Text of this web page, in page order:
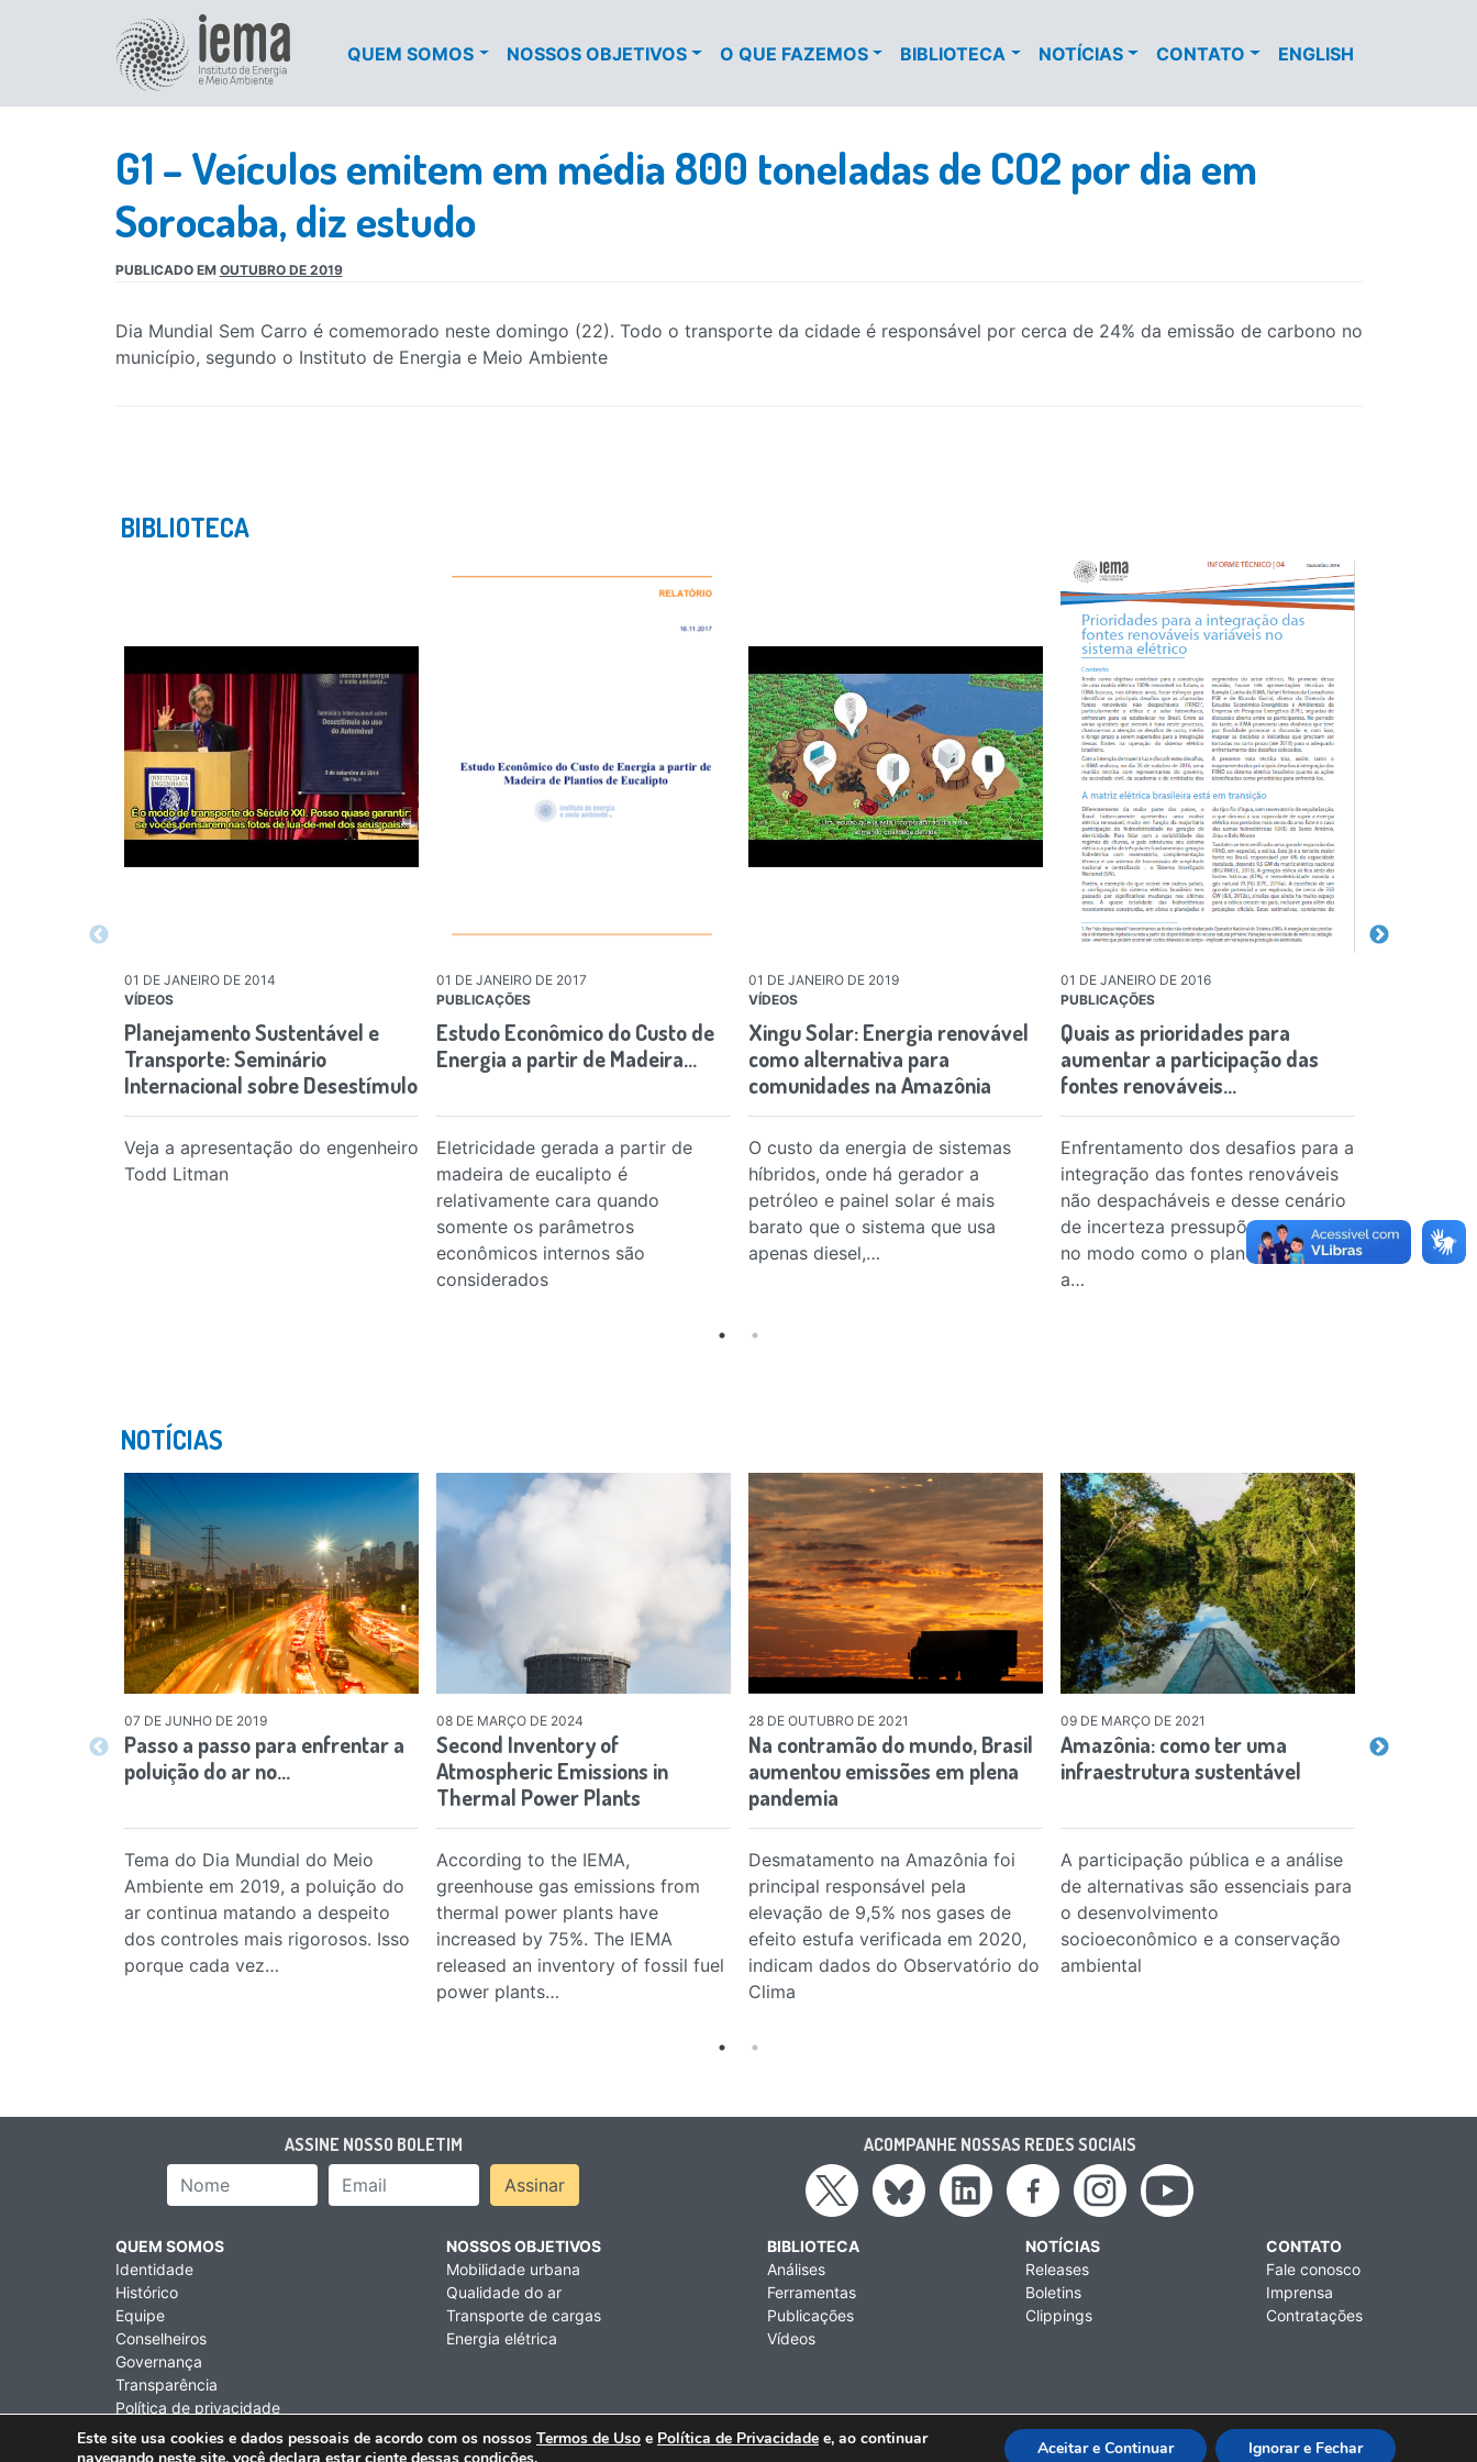
QUEM SOMOS NOSSOS OBJETIVOS O QUE FAZEMOS BIBLIOTECA NOTÍCIAS CONTATO ENGLISH
G1 – Veículos emitem em média 800 toneladas de CO2 por dia em
Sorocaba, diz estudo
PUBLICADO EM OUTUBRO DE 2019
Dia Mundial Sem Carro é comemorado neste domingo (22). Todo o transporte da cidade é responsável por cerca de 24% da emissão de carbono no
município, segundo o Instituto de Energia e Meio Ambiente
BIBLIOTECA
01 DE JANEIRO DE 2014
VÍDEOS
Planejamento Sustentável e
Transporte: Seminário
Internacional sobre Desestímulo
ao Uso…
Veja a apresentação do engenheiro
Todd Litman
01 DE JANEIRO DE 2017
PUBLICAÇÕES
Estudo Econômico do Custo de
Energia a partir de Madeira…
Eletricidade gerada a partir de
madeira de eucalipto é
relativamente cara quando
somente os parâmetros
econômicos internos são
considerados
01 DE JANEIRO DE 2019
VÍDEOS
Xingu Solar: Energia renovável
como alternativa para
comunidades na Amazônia
O custo da energia de sistemas
híbridos, onde há gerador a
petróleo e painel solar é mais
barato que o sistema que usa
apenas diesel,…
01 DE JANEIRO DE 2016
PUBLICAÇÕES
Quais as prioridades para
aumentar a participação das
fontes renováveis…
Enfrentamento dos desafios para a
integração das fontes renováveis
não despacháveis e desse cenário
de incerteza pressupõe mudanças
no modo como o planejamento e
a…
operada
principais
NOTÍCIAS
07 DE JUNHO DE 2019
Passo a passo para enfrentar a
poluição do ar no…
Tema do Dia Mundial do Meio
Ambiente em 2019, a poluição do
ar continua matando a despeito
dos controles mais rigorosos. Isso
porque cada vez…
08 DE MARÇO DE 2024
Second Inventory of
Atmospheric Emissions in
Thermal Power Plants
According to the IEMA,
greenhouse gas emissions from
thermal power plants have
increased by 75%. The IEMA
released an inventory of fossil fuel
power plants…
28 DE OUTUBRO DE 2021
Na contramão do mundo, Brasil
aumentou emissões em plena
pandemia
Desmatamento na Amazônia foi
principal responsável pela
elevação de 9,5% nos gases de
efeito estufa verificada em 2020,
indicam dados do Observatório do
Clima
09 DE MARÇO DE 2021
Amazônia: como ter uma
infraestrutura sustentável
A participação pública e a análise
de alternativas são essenciais para
o desenvolvimento
socioeconômico e a conservação
ambiental
A estreita
ASSINE NOSSO BOLETIM
Email AddressAssinar
ACOMPANHE NOSSAS REDES SOCIAIS
QUEM SOMOS
Identidade
Histórico
Equipe
Conselheiros
Governança
Transparência
Política de privacidade
Termos de uso
NOSSOS OBJETIVOS
Mobilidade urbana
Qualidade do ar
Transporte de cargas
Energia elétrica
BIBLIOTECA
Análises
Ferramentas
Publicações
Vídeos
NOTÍCIAS
Releases
Boletins
Clippings
CONTATO
Fale conosco
Imprensa
Contratações
Rua Artur de Azevedo, 1212, 9º andar, Pinheiros, São Paulo (SP), CEP 05404-003 | Telefone: +55 (11) 3476-2850
Este site usa cookies e dados pessoais de acordo com os nossos Termos de Uso e Política de Privacidade e, ao continuar
Aceitar e Continuar Ignorar e Fechar